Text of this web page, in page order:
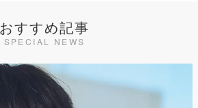
おすすめ記事
SPECIAL NEWS